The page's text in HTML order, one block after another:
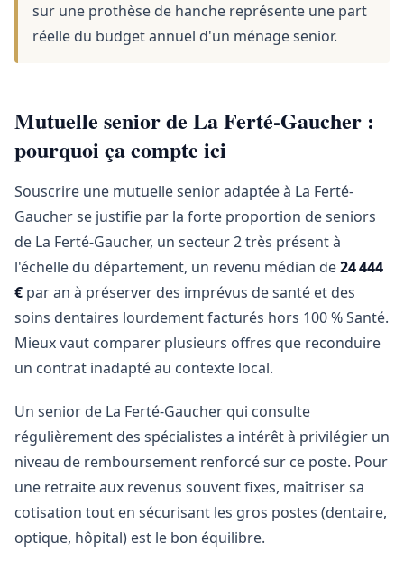
sur une prothèse de hanche représente une part
réelle du budget annuel d'un ménage senior.
Mutuelle senior de La Ferté-Gaucher :
pourquoi ça compte ici
Souscrire une mutuelle senior adaptée à La Ferté-
Gaucher se justifie par la forte proportion de seniors
de La Ferté-Gaucher, un secteur 2 très présent à
l'échelle du département, un revenu médian de24 444
€ par an à préserver des imprévus de santé et des
soins dentaires lourdement facturés hors 100 % Santé.
Mieux vaut comparer plusieurs offres que reconduire
un contrat inadapté au contexte local.
Un senior de La Ferté-Gaucher qui consulte
régulièrement des spécialistes a intérêt à privilégier un
niveau de remboursement renforcé sur ce poste. Pour
une retraite aux revenus souvent fixes, maîtriser sa
cotisation tout en sécurisant les gros postes (dentaire,
optique, hôpital) est le bon équilibre.